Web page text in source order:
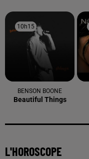
10h15
10h15
BENSON BOONE
Beautiful Things
L'HOROSCOPE